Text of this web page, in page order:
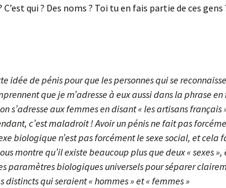
C’est qui ? Des noms ? Toi tu en fais partie de ces gens
idée de pénis pour que les personnes qui se
que je m’adresse à eux aussi dans la phrase
s’adresse aux femmes en disant « les artisans français
c’est maladroit ! Avoir un pénis ne fait pas
biologique n’est pas forcément le sexe social, et
montre qu’il existe beaucoup plus que deux « sexes
paramètres biologiques universels pour séparer
distincts qui seraient « hommes » et « femmes »